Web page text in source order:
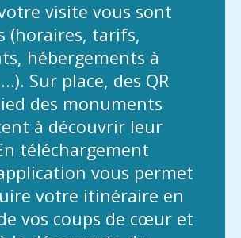
visite vous sont
(horaires, tarifs,
hébergements à
Sur place, des QR
des monuments
à découvrir leur
téléchargement
vous permet
votre itinéraire en
vos coups de cœur et